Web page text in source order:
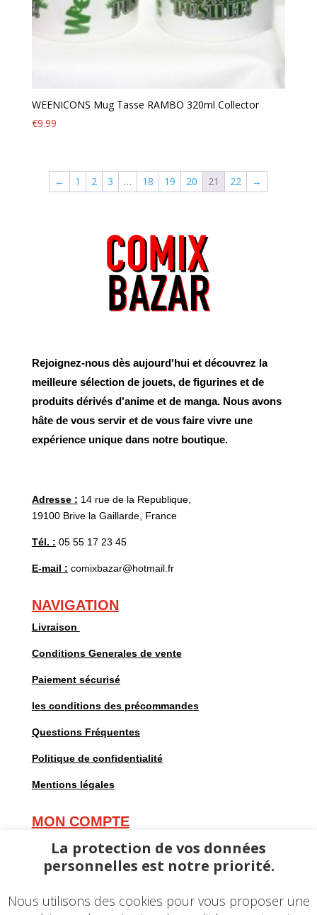
WEENICONS Mug Tasse RAMBO 320ml Collector
€9.99
← 1 2 3 … 18 19 20 21 22 →
Rejoignez-nous dès aujourd'hui et découvrez la
meilleure sélection de jouets, de figurines et de
produits dérivés d'anime et de manga. Nous avons
hâte de vous servir et de vous faire vivre une
expérience unique dans notre boutique.
Adresse : 14 rue de la Republique,
19100 Brive la Gaillarde, France
Tél. : 05 55 17 23 45
E-mail : comixbazar@hotmail.fr
NAVIGATION
Livraison
Conditions Generales de vente
Paiement sécurisé
les conditions des précommandes
Questions Fréquentes
Politique de confidentialité
Mentions légales
MON COMPTE
Mes commandes
Mes adresses
Mes informations personnelles
La protection de vos données
personnelles est notre priorité.
Nous utilisons des cookies pour vous proposer une